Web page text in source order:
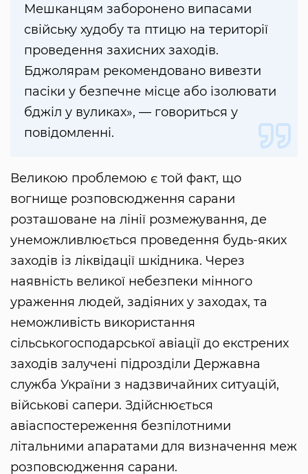
Мешканцям заборонено випасами
свійську худобу та птицю на території
проведення захисних заходів.
Бджолярам рекомендовано вивезти
пасіки у безпечне місце або ізолювати
бджіл у вуликах», — говориться у
повідомленні.
Великою проблемою є той факт, що
вогнище розповсюдження сарани
розташоване на лінії розмежування, де
унеможливлюється проведення будь-яких
заходів із ліквідації шкідника. Через
наявність великої небезпеки мінного
ураження людей, задіяних у заходах, та
неможливість використання
сільськогосподарської авіації до екстрених
заходів залучені підрозділи Державна
служба України з надзвичайних ситуацій,
військові сапери. Здійснюється
авіаспостереження безпілотними
літальними апаратами для визначення меж
розповсюдження сарани.